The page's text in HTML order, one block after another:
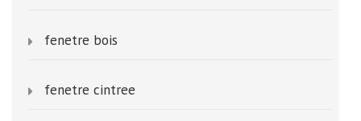
fenetre bois
fenetre cintree